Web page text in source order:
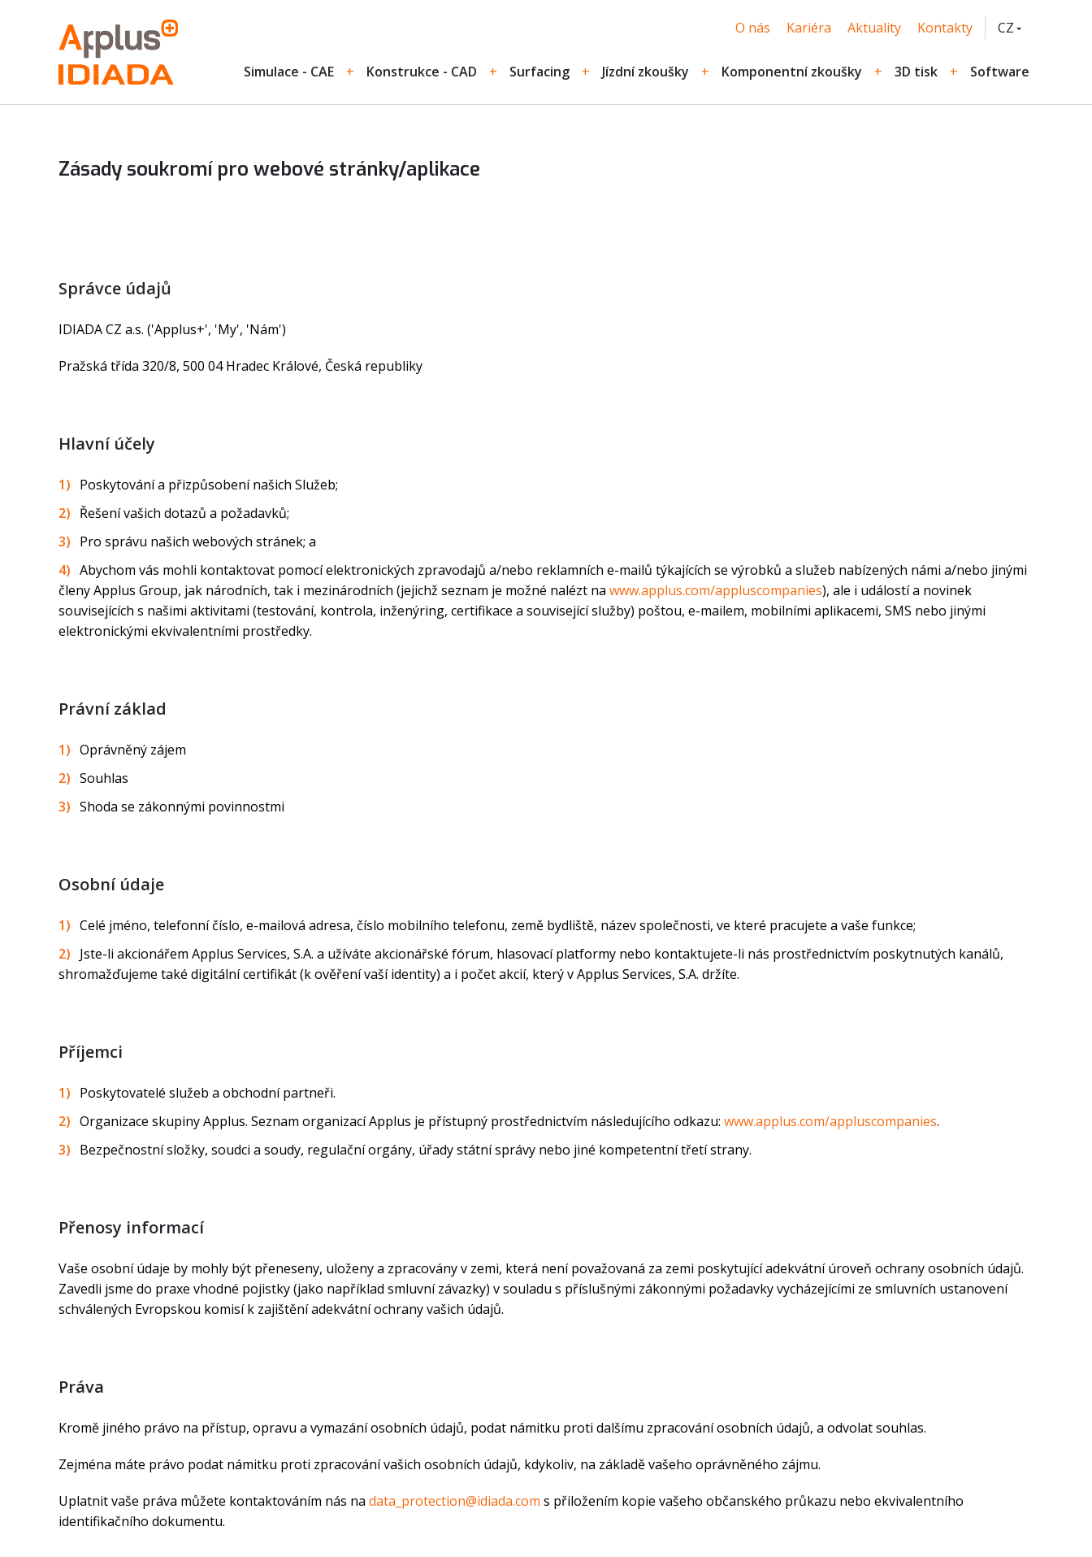
O nás Kariéra Aktuality
Kontakty
CZ
Simulace - CAE Konstrukce - CAD Surfacing Jízdní zkoušky Komponentní zkoušky 3D tisk Software
Zásady soukromí pro webové stránky/aplikace
Správce údajů
IDIADA CZ a.s. ('Applus+', 'My', 'Nám')
Pražská třída 320/8, 500 04 Hradec Králové, Česká republiky
Hlavní účely
Poskytování a přizpůsobení našich Služeb;
Řešení vašich dotazů a požadavků;
Pro správu našich webových stránek; a
Abychom vás mohli kontaktovat pomocí elektronických zpravodajů a/nebo reklamních e-mailů týkajících se výrobků a služeb nabízených námi a/nebo jinými
členy Applus Group, jak národních, tak i mezinárodních (jejichž seznam je možné nalézt na www.applus.com/appluscompanies), ale i událostí a novinek
souvisejících s našimi aktivitami (testování, kontrola, inženýring, certifikace a související služby) poštou, e-mailem, mobilními aplikacemi, SMS nebo jinými
elektronickými ekvivalentními prostředky.
Právní základ
Oprávněný zájem
Souhlas
Shoda se zákonnými povinnostmi
Osobní údaje
Celé jméno, telefonní číslo, e-mailová adresa, číslo mobilního telefonu, země bydliště, název společnosti, ve které pracujete a vaše funkce;
Jste-li akcionářem Applus Services, S.A. a užíváte akcionářské fórum, hlasovací platformy nebo kontaktujete-li nás prostřednictvím poskytnutých kanálů,
shromažďujeme také digitální certifikát (k ověření vaší identity) a i počet akcií, který v Applus Services, S.A. držíte.
Příjemci
Poskytovatelé služeb a obchodní partneři.
Organizace skupiny Applus. Seznam organizací Applus je přístupný prostřednictvím následujícího odkazu: www.applus.com/appluscompanies.
Bezpečnostní složky, soudci a soudy, regulační orgány, úřady státní správy nebo jiné kompetentní třetí strany.
Přenosy informací
Vaše osobní údaje by mohly být přeneseny, uloženy a zpracovány v zemi, která není považovaná za zemi poskytující adekvátní úroveň ochrany osobních údajů.
Zavedli jsme do praxe vhodné pojistky (jako například smluvní závazky) v souladu s příslušnými zákonnými požadavky vycházejícími ze smluvních ustanovení
schválených Evropskou komisí k zajištění adekvátní ochrany vašich údajů.
Práva
Kromě jiného právo na přístup, opravu a vymazání osobních údajů, podat námitku proti dalšímu zpracování osobních údajů, a odvolat souhlas.
Zejména máte právo podat námitku proti zpracování vašich osobních údajů, kdykoliv, na základě vašeho oprávněného zájmu.
Uplatnit vaše práva můžete kontaktováním nás na data_protection@idiada.com s přiložením kopie vašeho občanského průkazu nebo ekvivalentního
identifikačního dokumentu.